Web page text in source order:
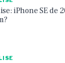
iPhone SE de